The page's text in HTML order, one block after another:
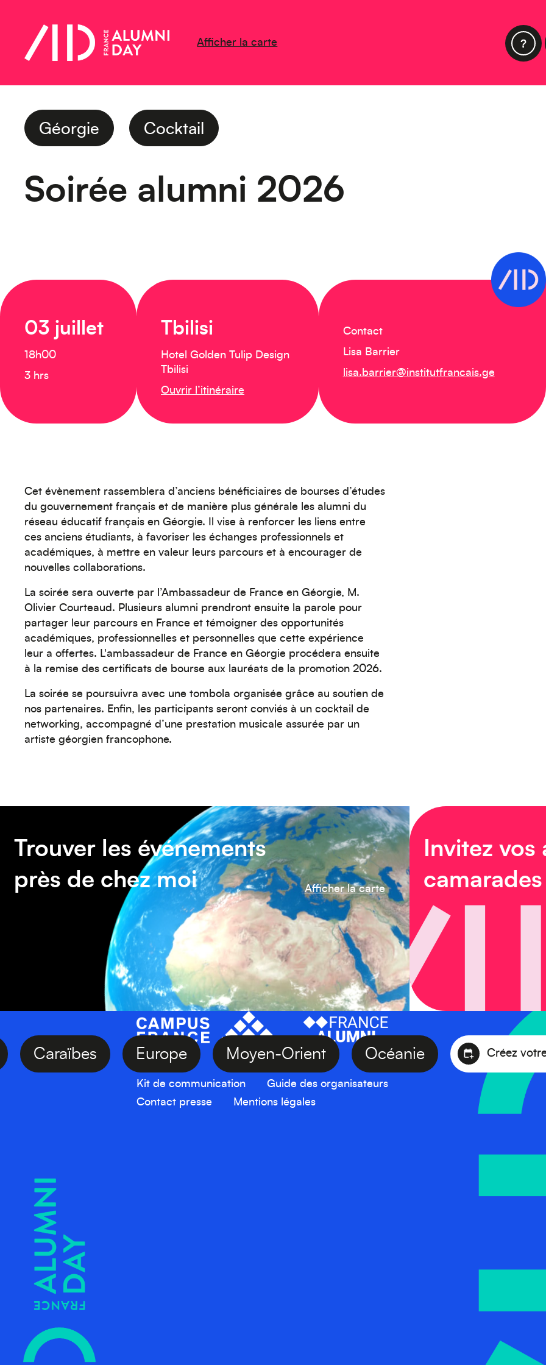
Afficher la carte
Géorgie Cocktail
Soirée alumni 2026
03 juillet
18h00
3 hrs
Tbilisi
Hotel Golden Tulip Design
Tbilisi
Ouvrir l’itinéraire
Contact
Lisa Barrier
lisa.barrier@institutfrancais.ge
Cet évènement rassemblera d’anciens bénéficiaires de bourses d’études
du gouvernement français et de manière plus générale les alumni du
réseau éducatif français en Géorgie. Il vise à renforcer les liens entre
ces anciens étudiants, à favoriser les échanges professionnels et
académiques, à mettre en valeur leurs parcours et à encourager de
nouvelles collaborations.
La soirée sera ouverte par l’Ambassadeur de France en Géorgie, M.
Olivier Courteaud. Plusieurs alumni prendront ensuite la parole pour
partager leur parcours en France et témoigner des opportunités
académiques, professionnelles et personnelles que cette expérience
leur a offertes. L'ambassadeur de France en Géorgie procédera ensuite
à la remise des certificats de bourse aux lauréats de la promotion 2026.
La soirée se poursuivra avec une tombola organisée grâce au soutien de
nos partenaires. Enfin, les participants seront conviés à un cocktail de
networking, accompagné d’une prestation musicale assurée par un
artiste géorgien francophone.
Trouver les événements
près de chez moi
Afficher la carte
Invitez vos
camarades
Caraïbes Europe Moyen-Orient Océanie Créez
Kit de communication
Guide des organisateurs
Contact presse
Mentions légales